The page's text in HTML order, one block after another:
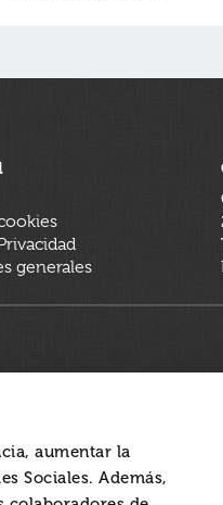
aumentar la
Sociales. Además,
generales